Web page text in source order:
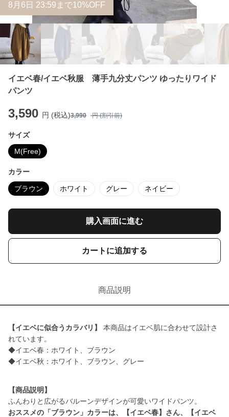
8 月 6 日 23:59まで10%OFF
イエベ春/イエベ秋服 薄手九分丈パンツ ゆったりワイド
パンツ
3,590 円 (税込)3,990 円 (割引前)
サイズ
M(Free)
カラー
ブラウン ホワイト グレー ネイビー
購入画面に進む
カートに追加する
商品説明
【イエベに似合うカラバリ】
本商品はイエベ肌に合わせて設計さ
れています。
◆イエベ春：ホワイト、ブラウン
◆イエベ秋：ホワイト、ブラウン、グレー
【商品説明】
おススメの「ブラウン」カラーは、【イエベ春】さん、【イエベ